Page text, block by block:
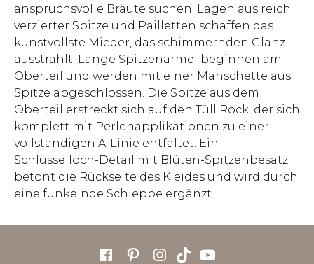
anspruchsvolle Bräute suchen. Lagen aus reich
verzierter Spitze und Pailletten schaffen das
kunstvollste Mieder, das schimmernden Glanz
ausstrahlt. Lange Spitzenärmel beginnen am
Oberteil und werden mit einer Manschette aus
Spitze abgeschlossen. Die Spitze aus dem
Oberteil erstreckt sich auf den Tüll Rock, der sich
komplett mit Perlenapplikationen zu einer
vollständigen A-Linie entfaltet. Ein
Schlüsselloch-Detail mit Blüten-Spitzenbesatz
betont die Rückseite des Kleides und wird durch
eine funkelnde Schleppe ergänzt.